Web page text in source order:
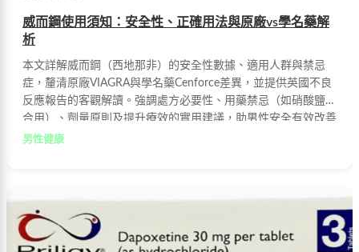
威而鋼使用須知：安全性、正確用法與原廠vs學名藥解
析
本文詳解威而鋼（西地那非）的安全性數據、適用人群與禁忌
症，釐清原廠VIAGRA與學名藥Cenforce差異，並提供英國不良
反應報告的客觀解讀。強調處方必要性、用藥禁忌（如硝酸鹽類
合用）、劑量原則及提升療效的實用建議，助男性安全有效改善
勃起功能障礙。
男性健康